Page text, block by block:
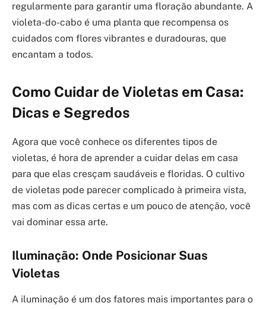
regularmente para garantir uma floração abundante. A
violeta-do-cabo é uma planta que recompensa os
cuidados com flores vibrantes e duradouras, que
encantam a todos.
Como Cuidar de Violetas em Casa:
Dicas e Segredos
Agora que você conhece os diferentes tipos de
violetas, é hora de aprender a cuidar delas em casa
para que elas cresçam saudáveis e floridas. O cultivo
de violetas pode parecer complicado à primeira vista,
mas com as dicas certas e um pouco de atenção, você
vai dominar essa arte.
Iluminação: Onde Posicionar Suas
Violetas
A iluminação é um dos fatores mais importantes para o